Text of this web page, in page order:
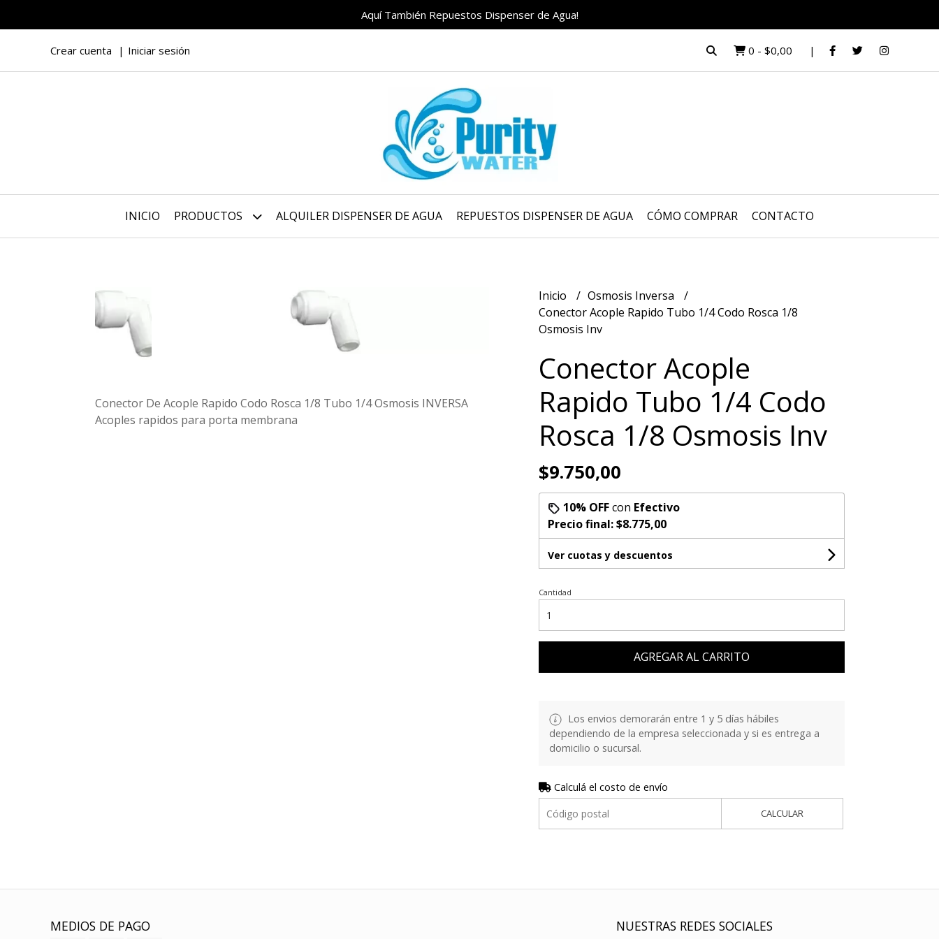
Aquí También Repuestos Dispenser de Agua!
Crear cuenta Iniciar sesión 0 - $0,00
INICIO PRODUCTOS ALQUILER DISPENSER DE AGUA REPUESTOS DISPENSER DE AGUA CÓMO COMPRAR CONTACTO
Conector De Acople Rapido Codo Rosca 1/8 Tubo 1/4 Osmosis INVERSA
Acoples rapidos para porta membrana
Inicio
Osmosis Inversa
Conector Acople Rapido Tubo 1/4 Codo Rosca 1/8
Osmosis Inv
Conector Acople
Rapido Tubo 1/4 Codo
Rosca 1/8 Osmosis Inv
$9.750,00
10% OFFcon Efectivo
Precio final:$8.775,00
Ver cuotas y descuentos
Cantidad
AGREGAR AL CARRITO
Los envios demorarán entre 1 y 5 días hábiles
dependiendo de la empresa seleccionada y si es entrega a
domicilio o sucursal.
Calculá el costo de envío
CALCULAR
MEDIOS DE PAGO NUESTRAS REDES SOCIALES